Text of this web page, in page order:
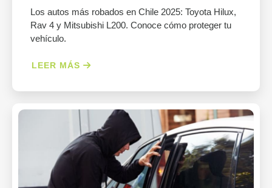
Los autos más robados en Chile 2025: Toyota Hilux,
Rav 4 y Mitsubishi L200. Conoce cómo proteger tu
vehículo.
LEER MÁS